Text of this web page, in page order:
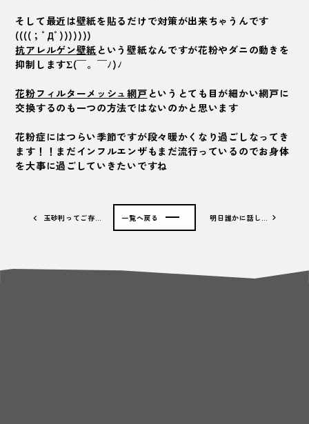
そして最近は壁紙を貼るだけで対策が出来ちゃうんです
((((；ﾟДﾟ)))))))
抗アレルゲン壁紙 という壁紙なんですが花粉やダニの動きを
抑制しますΣ(￣。￣ﾉ)ﾉ
花粉フィルターメッシュ網戸 というとても目が細かい網戸に
交換するのも一つの方法ではないのかと思います
花粉症にはつらい季節ですが段々暖かくなり過ごしなってき
ます！！まだインフルエンザもまだ流行っているのでお身体
を大事に過ごしていきたいですね
玉砂利ってご存… 明日誰かに話し…
一覧へ戻る